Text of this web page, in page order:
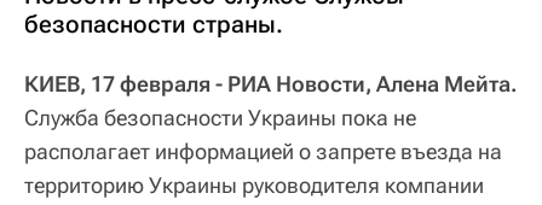
безопасности страны.
КИЕВ, 17 февраля - РИА Новости, Алена Мейта.
Служба безопасности Украины пока не
располагает информацией о запрете въезда на
территорию Украины руководителя компании